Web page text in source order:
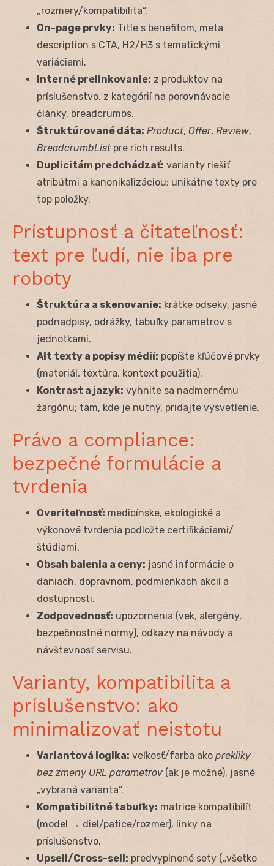
„rozmery/kompatibilita“.
On-page prvky: Title s benefitom, meta
description s CTA, H2/H3 s tematickými
variáciami.
Interné prelinkovanie: z produktov na
príslušenstvo, z kategórií na porovnávacie
články, breadcrumbs.
Štruktúrované dáta: Product, Offer, Review,
BreadcrumbListpre rich results.
Duplicitám predchádzať: varianty riešiť
atribútmi a kanonikalizáciou; unikátne texty pre
top položky.
Prístupnosť a čitateľnosť:
text pre ľudí, nie iba pre
roboty
Štruktúra a skenovanie: krátke odseky, jasné
podnadpisy, odrážky, tabuľky parametrov s
jednotkami.
Alt texty a popisy médií: popíšte kľúčové prvky
(materiál, textúra, kontext použitia).
Kontrast a jazyk: vyhnite sa nadmernému
žargónu; tam, kde je nutný, pridajte vysvetlenie.
Právo a compliance:
bezpečné formulácie a
tvrdenia
Overiteľnosť: medicínske, ekologické a
výkonové tvrdenia podložte certifikáciami/
štúdiami.
Obsah balenia a ceny: jasné informácie o
daniach, dopravnom, podmienkach akcií a
dostupnosti.
Zodpovednosť: upozornenia (vek, alergény,
bezpečnostné normy), odkazy na návody a
návštevnosť servisu.
Varianty, kompatibilita a
príslušenstvo: ako
minimalizovať neistotu
Variantová logika: veľkosť/farba ako prekliky
bez zmeny URL parametrov (ak je možné), jasné
„vybraná varianta“.
Kompatibilitné tabuľky: matrice kompatibilít
(model → diel/patice/rozmer), linky na
príslušenstvo.
Upsell/Cross-sell: predvyplnené sety („všetko